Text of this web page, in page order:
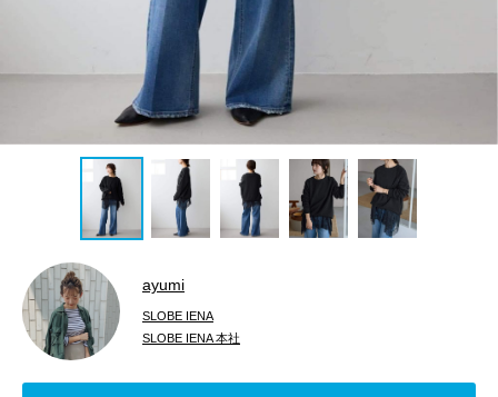
ayumi
SLOBE IENA
SLOBE IENA 本社